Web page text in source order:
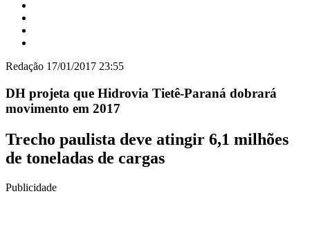
Redação 17/01/2017 23:55
DH projeta que Hidrovia Tietê-Paraná dobrará
movimento em 2017
Trecho paulista deve atingir 6,1 milhões
de toneladas de cargas
Publicidade